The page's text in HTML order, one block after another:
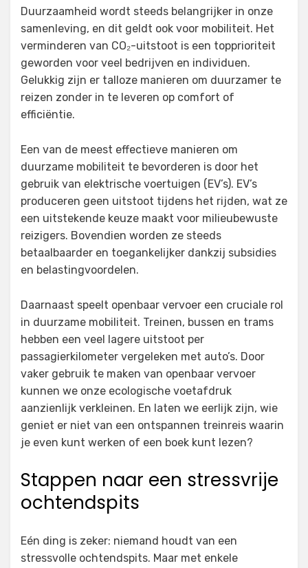
Duurzaamheid wordt steeds belangrijker in onze
samenleving, en dit geldt ook voor mobiliteit. Het
verminderen van CO₂-uitstoot is een topprioriteit
geworden voor veel bedrijven en individuen.
Gelukkig zijn er talloze manieren om duurzamer te
reizen zonder in te leveren op comfort of
efficiëntie.
Een van de meest effectieve manieren om
duurzame mobiliteit te bevorderen is door het
gebruik van elektrische voertuigen (EV’s). EV’s
produceren geen uitstoot tijdens het rijden, wat ze
een uitstekende keuze maakt voor milieubewuste
reizigers. Bovendien worden ze steeds
betaalbaarder en toegankelijker dankzij subsidies
en belastingvoordelen.
Daarnaast speelt openbaar vervoer een cruciale rol
in duurzame mobiliteit. Treinen, bussen en trams
hebben een veel lagere uitstoot per
passagierkilometer vergeleken met auto’s. Door
vaker gebruik te maken van openbaar vervoer
kunnen we onze ecologische voetafdruk
aanzienlijk verkleinen. En laten we eerlijk zijn, wie
geniet er niet van een ontspannen treinreis waarin
je even kunt werken of een boek kunt lezen?
Stappen naar een stressvrije
ochtendspits
Eén ding is zeker: niemand houdt van een
stressvolle ochtendspits. Maar met enkele